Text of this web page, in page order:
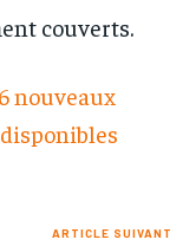
couverts.
nouveaux
ARTICLE SUIVANT